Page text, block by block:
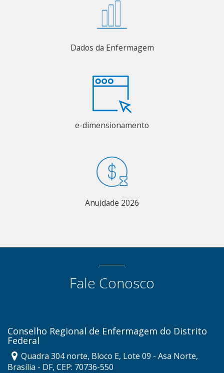
Dados da Enfermagem
e-dimensionamento
Anuidade 2026
Fale Conosco
Conselho Regional de Enfermagem do Distrito
Federal
Quadra 304 norte, Bloco E, Lote 09 - Asa Norte,
Brasília - DF, CEP: 70736-550